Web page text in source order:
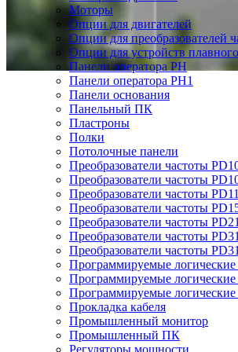
Моторы
Опции для двигателей
Опции для преобразователей
Опции для устройств
Панели оператора PH
Панели оператора PH1
Панели основания
Панельный ПК
Пластроны
Полки
Потолочные панели
Преобразователи частоты
Преобразователи частоты
Преобразователи частоты
Преобразователи частоты
Преобразователи частоты
Преобразователи частоты
Преобразователи частоты
Программируемые
Программируемые
Программируемые
Прокладка кабеля
Промышленный монитор
Промышленный ПК
Регуляторы мощности